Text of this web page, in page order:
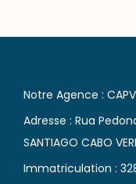
Notre Agence :
Adresse : Rua
SANTIAGO CABO
Immatriculation :